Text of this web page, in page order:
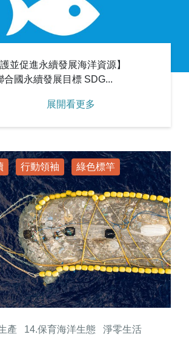
護並促進永續發展海洋資源】
合國永續發展目標 SDG...
展開看更多
行動領袖 綠色標竿
產 14.保育海洋生態 淨零生活